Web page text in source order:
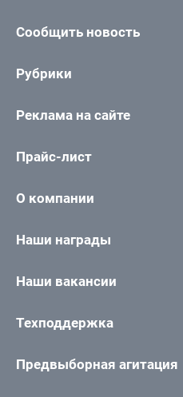
Сообщить новость
Рубрики
Реклама на сайте
Прайс-лист
О компании
Наши награды
Наши вакансии
Техподдержка
Предвыборная агитация